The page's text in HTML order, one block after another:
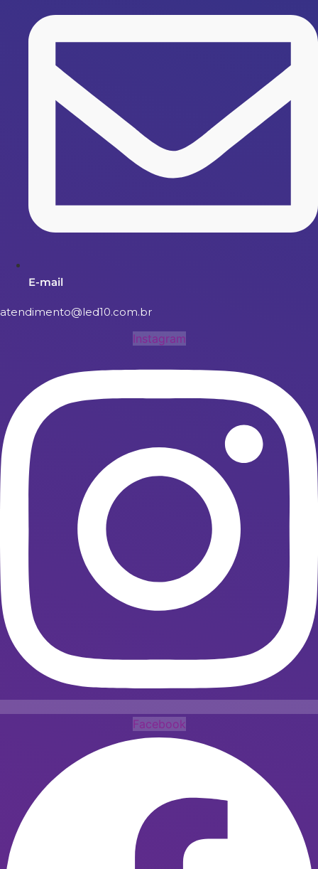
E-mail
atendimento@led10.com.br
Instagram
Facebook